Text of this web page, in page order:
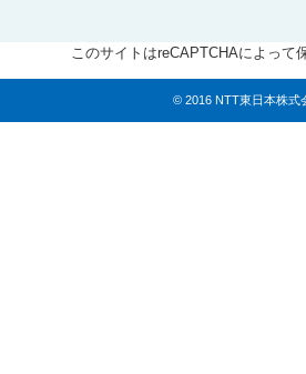
このサイトはreCAPTCHAによって
© 2016 NTT東日本株式